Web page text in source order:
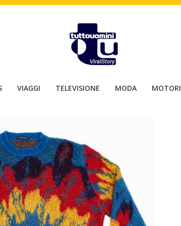
VIAGGI TELEVISIONE MODA MOTORI